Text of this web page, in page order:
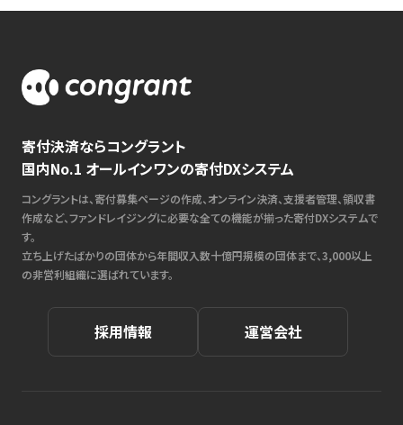
寄付決済ならコングラント
国内No.1 オールインワンの寄付DXシステム
コングラントは、寄付募集ページの作成、オンライン決済、支援者管理、領収書
作成など、ファンドレイジングに必要な全ての機能が揃った寄付DXシステムで
す。
立ち上げたばかりの団体から年間収入数十億円規模の団体まで、3,000以上
の非営利組織に選ばれています。
採用情報 運営会社